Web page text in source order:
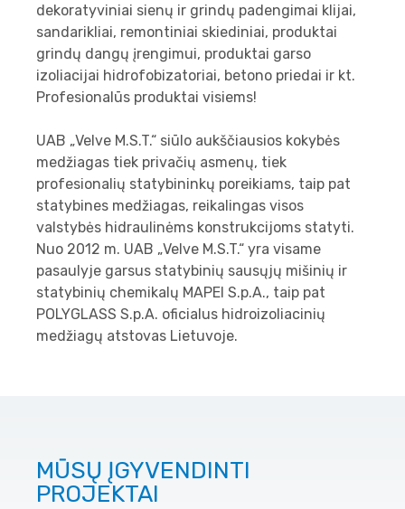
dekoratyviniai sienų ir grindų padengimai klijai,
sandarikliai, remontiniai skiediniai, produktai
grindų dangų įrengimui, produktai garso
izoliacijai hidrofobizatoriai, betono priedai ir kt.
Profesionalūs produktai visiems!
UAB „Velve M.S.T.“ siūlo aukščiausios kokybės
medžiagas tiek privačių asmenų, tiek
profesionalių statybininkų poreikiams, taip pat
statybines medžiagas, reikalingas visos
valstybės hidraulinėms konstrukcijoms statyti.
Nuo 2012 m. UAB „Velve M.S.T.“ yra visame
pasaulyje garsus statybinių sausųjų mišinių ir
statybinių chemikalų MAPEI S.p.A., taip pat
POLYGLASS S.p.A. oficialus hidroizoliacinių
medžiagų atstovas Lietuvoje.
MŪSŲ ĮGYVENDINTI
PROJEKTAI